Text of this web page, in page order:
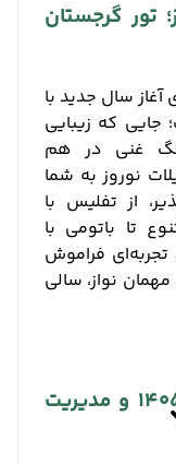
تور گرجستان
سال جدید با
که زیبایی
غنی در هم
نوروز به شما
از تفلیس با
تا باتومی با
فراموش
‌نواز، سالی
قیمت تور گرجستان در نوروز 1405 و مدیریت